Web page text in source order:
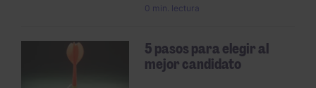
0 min. lectura
5 pasos para elegir al
mejor candidato